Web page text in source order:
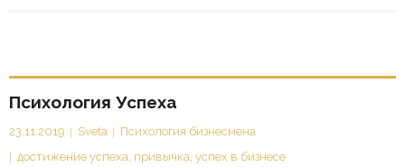
Психология Успеха
23.11.2019 Sveta
Психология бизнесмена
достижение успеха, привычка, успех в бизнесе